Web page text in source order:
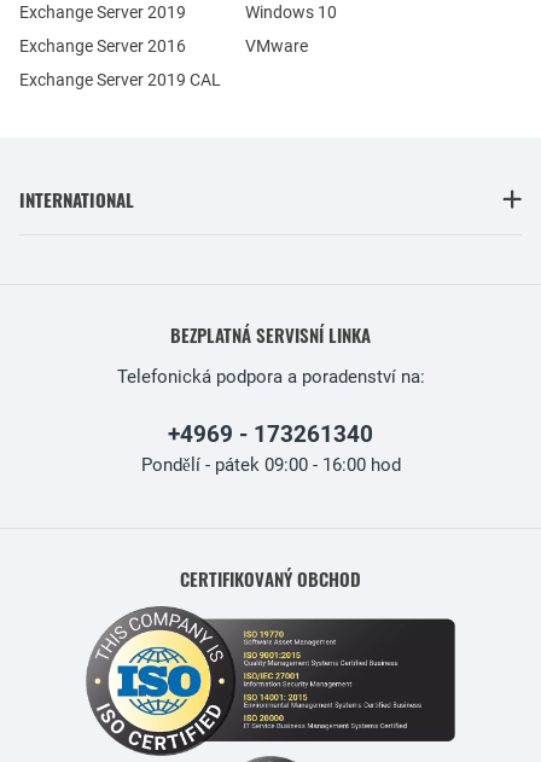
Exchange Server 2019
Exchange Server 2016
Exchange Server 2019 CAL
Windows 10
VMware
INTERNATIONAL
BEZPLATNÁ SERVISNÍ LINKA
Telefonická podpora a poradenství na:
+4969 - 173261340
Pondělí - pátek 09:00 - 16:00 hod
CERTIFIKOVANÝ OBCHOD